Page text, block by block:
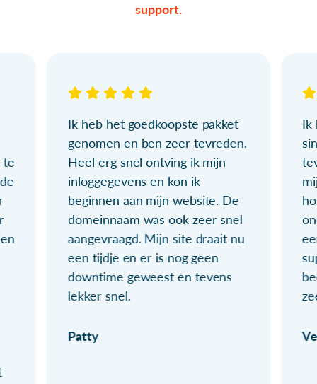
support.
te
Ik heb het goedkoopste pakket
genomen en ben zeer tevreden.
Heel erg snel ontving ik mijn
inloggegevens en kon ik
beginnen aan mijn website. De
domeinnaam was ook zeer snel
aangevraagd. Mijn site draait nu
een tijdje en er is nog geen
downtime geweest en tevens
lekker snel.
Patty
Ik